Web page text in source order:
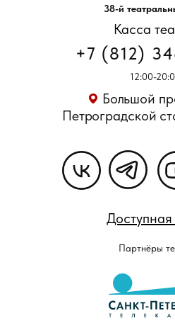
12:00-
+7 (812)
38-й
Большой
Петроградской
Партнёры
Касса